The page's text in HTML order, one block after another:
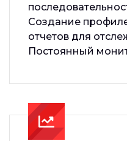
Создание
отчетов для
Постоянный